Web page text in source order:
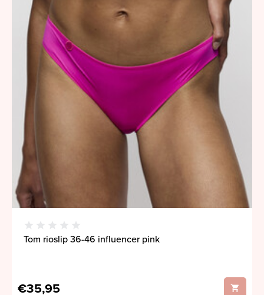
Tom rioslip 36-46 influencer pink
€35,95